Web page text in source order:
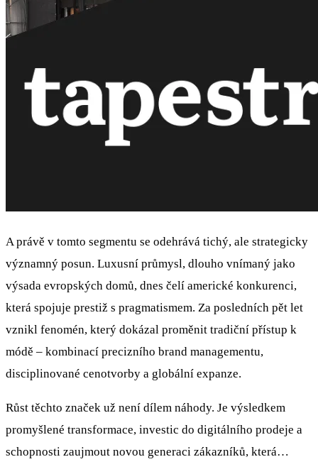
A právě v tomto segmentu se odehrává tichý, ale strategicky
významný posun. Luxusní průmysl, dlouho vnímaný jako
výsada evropských domů, dnes čelí americké konkurenci,
která spojuje prestiž s pragmatismem. Za posledních pět let
vznikl fenomén, který dokázal proměnit tradiční přístup k
módě – kombinací precizního brand managementu,
disciplinované cenotvorby a globální expanze.
Růst těchto značek už není dílem náhody. Je výsledkem
promyšlené transformace, investic do digitálního prodeje a
schopnosti zaujmout novou generaci zákazníků, která…